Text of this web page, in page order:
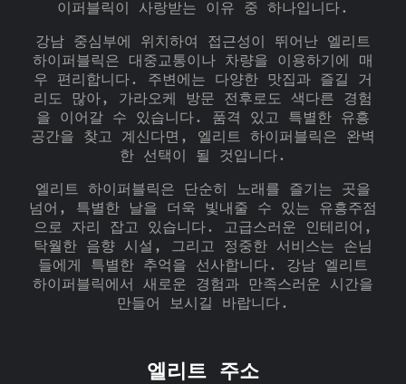
이퍼블릭이 사랑받는 이유 중 하나입니다.
강남 중심부에 위치하여 접근성이 뛰어난 엘리트
하이퍼블릭은 대중교통이나 차량을 이용하기에 매
우 편리합니다. 주변에는 다양한 맛집과 즐길 거
리도 많아, 가라오케 방문 전후로도 색다른 경험
을 이어갈 수 있습니다. 품격 있고 특별한 유흥
공간을 찾고 계신다면, 엘리트 하이퍼블릭은 완벽
한 선택이 될 것입니다.
엘리트 하이퍼블릭은 단순히 노래를 즐기는 곳을
넘어, 특별한 날을 더욱 빛내줄 수 있는 유흥주점
으로 자리 잡고 있습니다. 고급스러운 인테리어,
탁월한 음향 시설, 그리고 정중한 서비스는 손님
들에게 특별한 추억을 선사합니다. 강남 엘리트
하이퍼블릭에서 새로운 경험과 만족스러운 시간을
만들어 보시길 바랍니다.
엘리트 주소